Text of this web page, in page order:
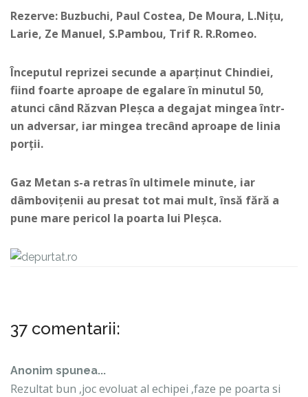
Rezerve: Buzbuchi, Paul Costea, De Moura, L.Nițu,
Larie, Ze Manuel, S.Pambou, Trif R. R.Romeo.
Începutul reprizei secunde a aparținut Chindiei,
fiind foarte aproape de egalare în minutul 50,
atunci când Răzvan Pleșca a degajat mingea într-
un adversar, iar mingea trecând aproape de linia
porții.
Gaz Metan s-a retras în ultimele minute, iar
dâmbovițenii au presat tot mai mult, însă fără a
pune mare pericol la poarta lui Pleșca.
37 comentarii:
Anonim spunea...
Rezultat bun ,joc evoluat al echipei ,faze pe poarta si